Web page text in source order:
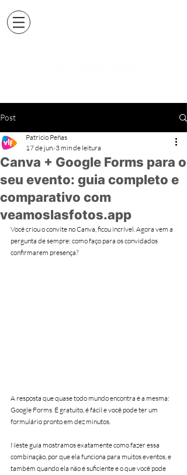
Post
Canva + Google Forms para o
seu evento: guia completo e
comparativo com
veamoslasfotos.app
Patricio Peñas
17 de jun. 3 min de leitura
Você criou o convite no Canva, ficou incrível. Agora vem a
pergunta de sempre: como faço para os convidados
confirmarem presença?
A resposta que quase todo mundo encontra é a mesma:
Google Forms. É gratuito, é fácil e você pode ter um
formulário pronto em dez minutos.
Neste guia mostramos exatamente como fazer essa
combinação, por que ela funciona para muitos eventos, e
também quando ela não é suficiente e o que você pode